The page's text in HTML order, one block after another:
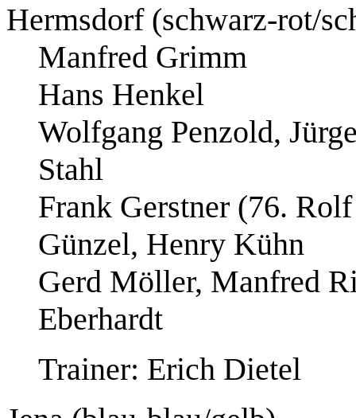
Hermsdorf (schwarz-rot/
Manfred Grimm
Hans Henkel
Wolfgang Penzold,
Stahl
Frank Gerstner (76.
Günzel, Henry Kühn
Gerd Möller, Manfred
Eberhardt
Trainer: Erich Dietel